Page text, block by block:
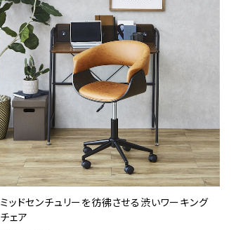
ミッドセンチュリーを彷彿させる渋いワーキング
チェア